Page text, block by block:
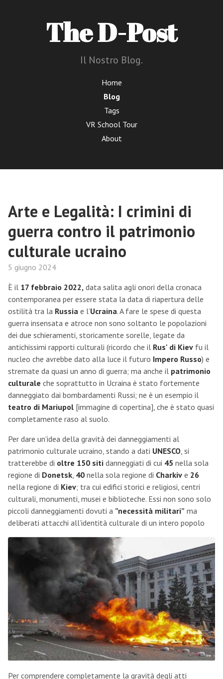
The D-Post
Il Nostro Blog.
Home
Blog
Tags
VR School Tour
About
Arte e Legalità: I crimini di
guerra contro il patrimonio
culturale ucraino
5 giugno 2024
È il 17 febbraio 2022, data salita agli onori della cronaca
contemporanea per essere stata la data di riapertura delle
ostilità tra la Russia e l’Ucraina. A fare le spese di questa
guerra insensata e atroce non sono soltanto le popolazioni
dei due schieramenti, storicamente sorelle, legate da
antichissimi rapporti culturali (ricordo che il Rus' di Kiev fu il
nucleo che avrebbe dato alla luce il futuro Impero Russo) e
stremate da quasi un anno di guerra; ma anche il patrimonio
culturale che soprattutto in Ucraina è stato fortemente
danneggiato dai bombardamenti Russi; ne è un esempio il
teatro di Mariupol [immagine di copertina], che è stato quasi
completamente raso al suolo.
Per dare un'idea della gravità dei danneggiamenti al
patrimonio culturale ucraino, stando a dati UNESCO, si
tratterebbe di oltre 150 siti danneggiati di cui 45 nella sola
regione di Donetsk, 40 nella sola regione di Charkiv e 26
nella regione di Kiev; tra cui edifici storici e religiosi, centri
culturali, monumenti, musei e biblioteche. Essi non sono solo
piccoli danneggiamenti dovuti a ”necessità militari” ma
deliberati attacchi all’identità culturale di un intero popolo
Per comprendere completamente la gravità degli atti